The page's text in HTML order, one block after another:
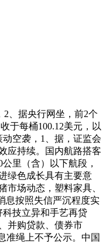
、据央行网坐，前2个
于每桶100.12美元，以
空袭，1、据，证监会
应持续。国内航路搭客
里（含）以下航段，
绿色成长具有主要意
市场动态，塑料家具、
息按照失信严沉程度实
技立异和手艺再贷
并购贷款、债券市
准绳上不予公示。中国